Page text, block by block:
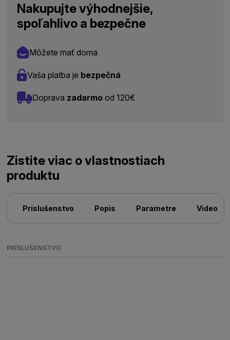
Nakupujte výhodnejšie,
spoľahlivo a bezpečne
Môžete mať doma
Vaša platba je bezpečná
Doprava zadarmo od 120€
Zistite viac o vlastnostiach
produktu
Príslušenstvo Popis Parametre Video
PRÍSLUŠENSTVO